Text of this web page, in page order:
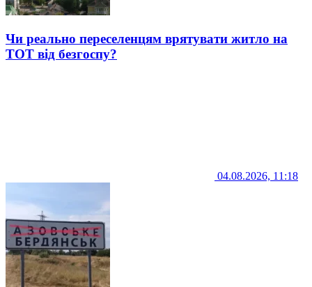
Чи реально переселенцям врятувати житло на
ТОТ від безгоспу?
04.08.2026, 11:18